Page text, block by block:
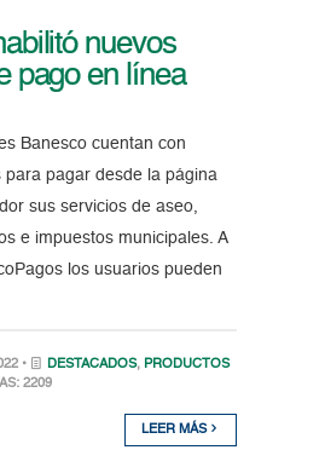
nuevos
pago en línea
Banesco cuentan con
para pagar desde la página
sus servicios de aseo,
e impuestos municipales. A
los usuarios pueden
• DESTACADOS, PRODUCTOS
2209
LEER MÁS